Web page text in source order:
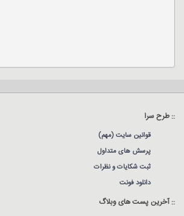
:: طرح سرا
قوانین سایت (مهم)
پرسش های متداول
ثبت شکایات و نظرات
دانلود فونت
:: آخرین پست های وبلاگ